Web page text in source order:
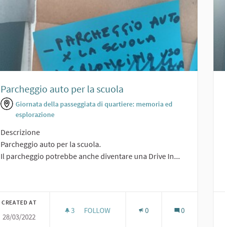
Parcheggio auto per la scuola
Giornata della passeggiata di quartiere: memoria ed
esplorazione
Descrizione
Parcheggio auto per la scuola.
Il parcheggio potrebbe anche diventare una Drive In...
CREATED AT
28/03/2022
3 3 FOLLOWERS
FOLLOW 0 0